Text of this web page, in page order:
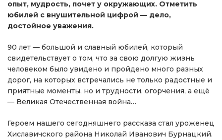
опыт, мудрость, почет у окружающих. Отметить
юбилей с внушительной цифрой — дело,
достойное уважения.
90 лет — большой и славный юбилей, который
свидетельствует о том, что за свою долгую жизнь
человеком было увидено и пройдено много разных
дорог, на которых встречались не только радостные и
приятные моменты, но и трудности, огорчения, а ещё
— Великая Отечественная война…
Героем нашего сегодняшнего рассказа стал уроженец
Хиславичского района Николай Иванович Бурнацкий.